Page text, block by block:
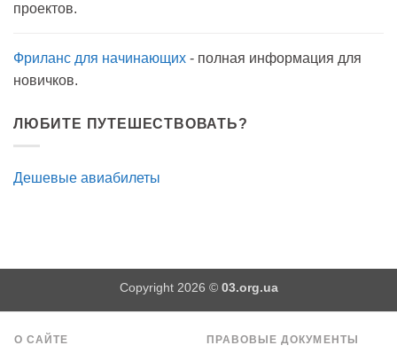
антисептик.
проектов.
Фриланс для начинающих - полная информация для
новичков.
ЛЮБИТЕ ПУТЕШЕСТВОВАТЬ?
Дешевые авиабилеты
Copyright 2026 © 03.org.ua
О САЙТЕ ПРАВОВЫЕ ДОКУМЕНТЫ